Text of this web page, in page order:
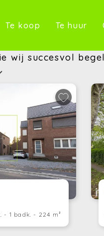
Te koop (Te koop)
Te huur
wij succesvol
- 1 badk. - 224 m²